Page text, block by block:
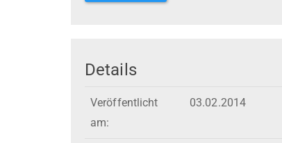
Details
Veröffentlicht
am:
03.02.2014